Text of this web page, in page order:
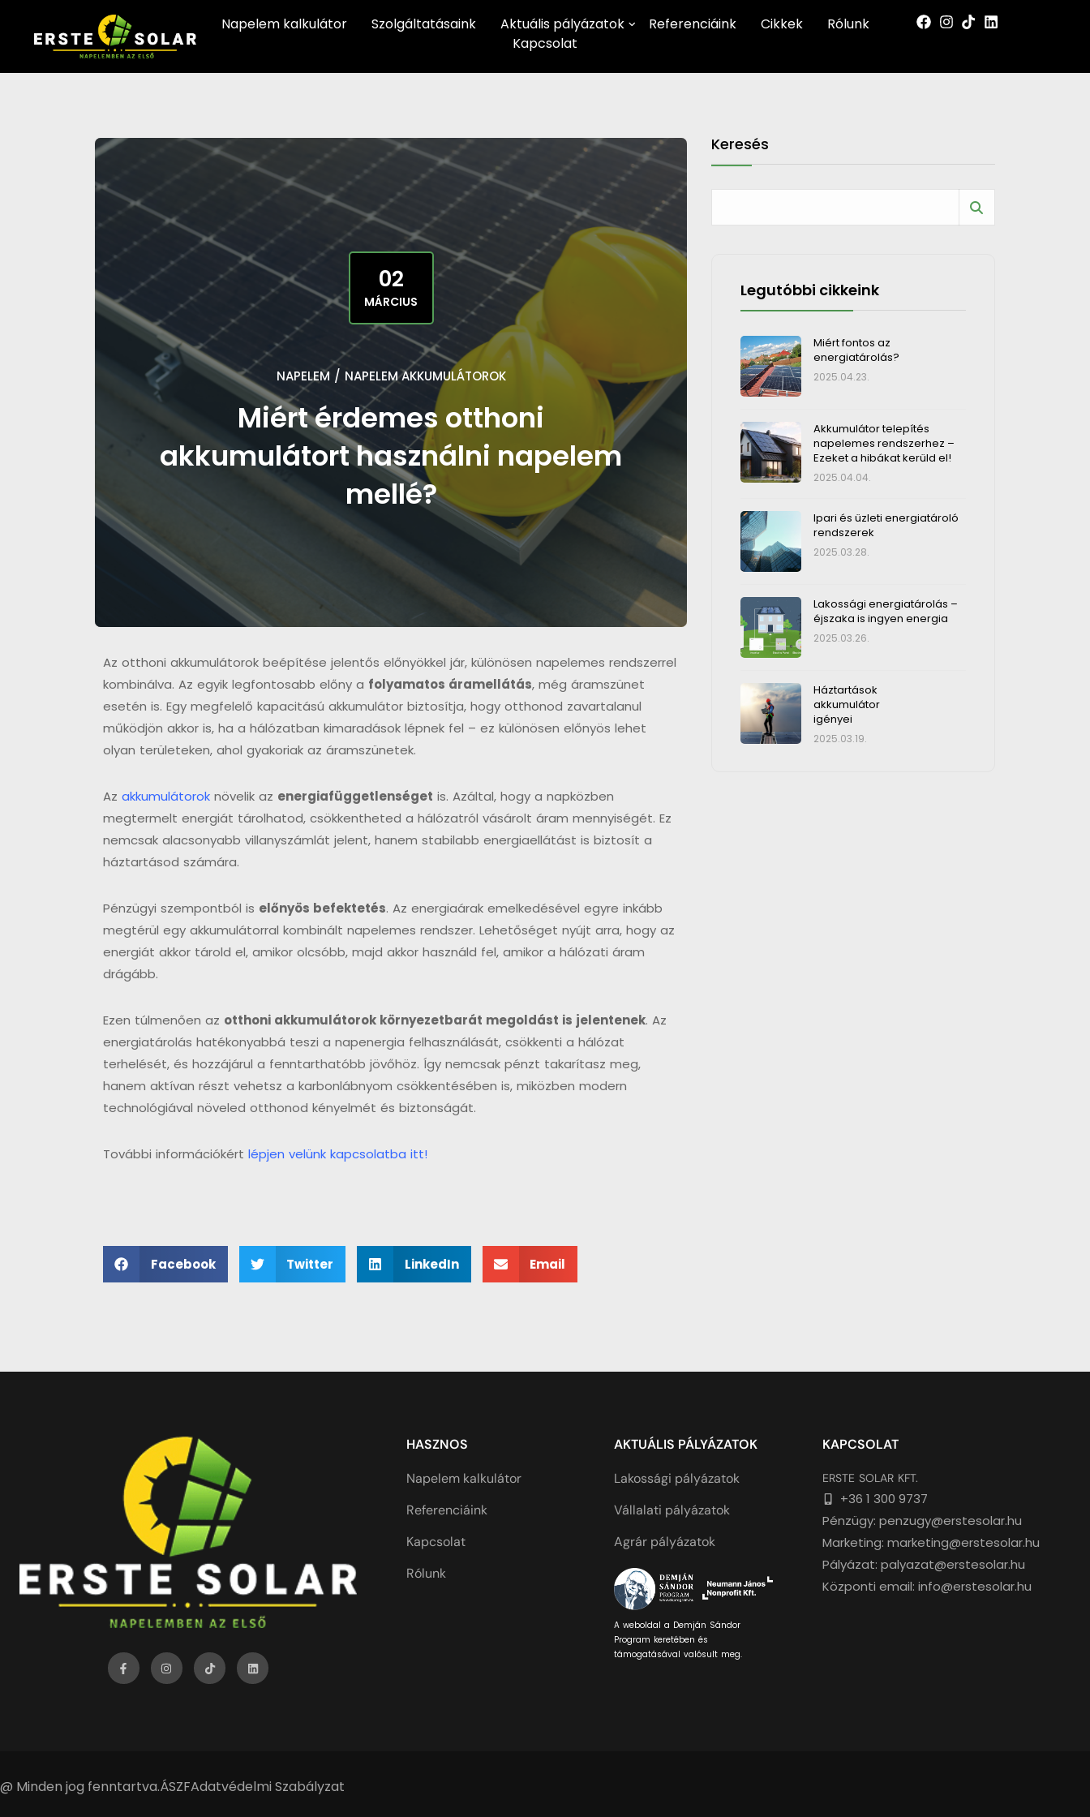
Napelem kalkulátor Szolgáltatásaink Aktuális pályázatok Referenciáink Cikkek
Rólunk
Kapcsolat
02
MÁRCIUS
NAPELEM / NAPELEM AKKUMULÁTOROK
Miért érdemes otthoni
akkumulátort használni napelem
mellé?
Az otthoni akkumulátorok beépítése jelentős előnyökkel jár, különösen napelemes rendszerrel
kombinálva. Az egyik legfontosabb előny a folyamatos áramellátás, még áramszünet
esetén is. Egy megfelelő kapacitású akkumulátor biztosítja, hogy otthonod zavartalanul
működjön akkor is, ha a hálózatban kimaradások lépnek fel – ez különösen előnyös lehet
olyan területeken, ahol gyakoriak az áramszünetek.
Az akkumulátorok növelik az energiafüggetlenséget is. Azáltal, hogy a napközben
megtermelt energiát tárolhatod, csökkentheted a hálózatról vásárolt áram mennyiségét. Ez
nemcsak alacsonyabb villanyszámlát jelent, hanem stabilabb energiaellátást is biztosít a
háztartásod számára.
Pénzügyi szempontból is előnyös befektetés. Az energiaárak emelkedésével egyre inkább
megtérül egy akkumulátorral kombinált napelemes rendszer. Lehetőséget nyújt arra, hogy az
energiát akkor tárold el, amikor olcsóbb, majd akkor használd fel, amikor a hálózati áram
drágább.
Ezen túlmenően az otthoni akkumulátorok környezetbarát megoldást is jelentenek. Az
energiatárolás hatékonyabbá teszi a napenergia felhasználását, csökkenti a hálózat
terhelését, és hozzájárul a fenntarthatóbb jövőhöz. Így nemcsak pénzt takarítasz meg,
hanem aktívan részt vehetsz a karbonlábnyom csökkentésében is, miközben modern
technológiával növeled otthonod kényelmét és biztonságát.
További információkért lépjen velünk kapcsolatba itt!
Facebook Twitter LinkedIn Email
Keresés
Legutóbbi cikkeink
Miért fontos az
energiatárolás?
2025.04.23.
Akkumulátor telepítés
napelemes rendszerhez –
Ezeket a hibákat kerüld el!
2025.04.04.
Ipari és üzleti energiatároló
rendszerek
2025.03.28.
Lakossági energiatárolás –
éjszaka is ingyen energia
2025.03.26.
Háztartások
akkumulátor
igényei
2025.03.19.
HASZNOS
Napelem kalkulátor
Referenciáink
Kapcsolat
Rólunk
AKTUÁLIS PÁLYÁZATOK
Lakossági pályázatok
Vállalati pályázatok
Agrár pályázatok
A weboldal a Demján Sándor
Program keretében és
támogatásával valósult meg.
KAPCSOLAT
ERSTE SOLAR KFT.
+36 1 300 9737
Pénzügy: penzugy@erstesolar.hu
Marketing: marketing@erstesolar.hu
Pályázat: palyazat@erstesolar.hu
Központi email: info@erstesolar.hu
@ Minden jog fenntartva.ÁSZFAdatvédelmi Szabályzat